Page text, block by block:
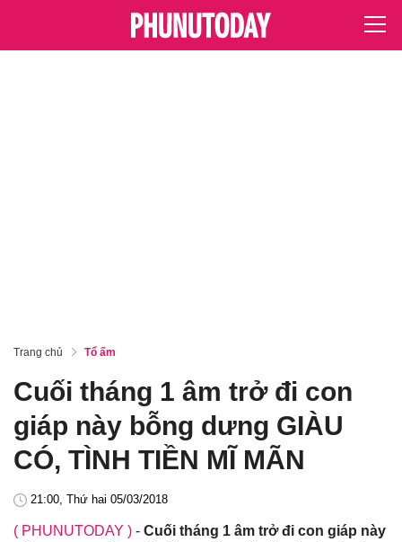
Trang chủ Tổ ấm
Cuối tháng 1 âm trở đi con
giáp này bỗng dưng GIÀU
CÓ, TÌNH TIỀN MĨ MÃN
21:00, Thứ hai 05/03/2018
( PHUNUTODAY ) - Cuối tháng 1 âm trở đi con giáp này